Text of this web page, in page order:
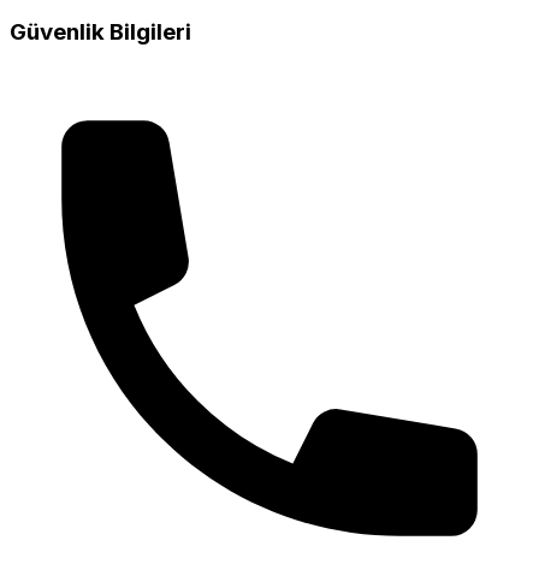
Güvenlik Bilgileri